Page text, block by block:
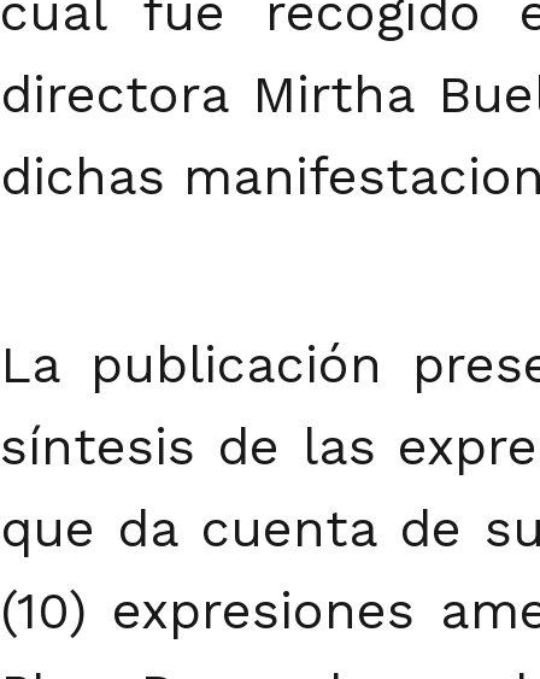
cual fue recogido
directora Mirtha
dichas
La publicación
síntesis de las
que da cuenta de
(10) expresiones